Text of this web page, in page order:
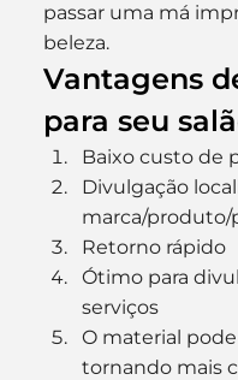
passar uma má
beleza.
Vantagens
para seu
Baixo custo de
Divulgação
marca/produto/
Retorno rápido
Ótimo para
serviços
O material
tornando mais